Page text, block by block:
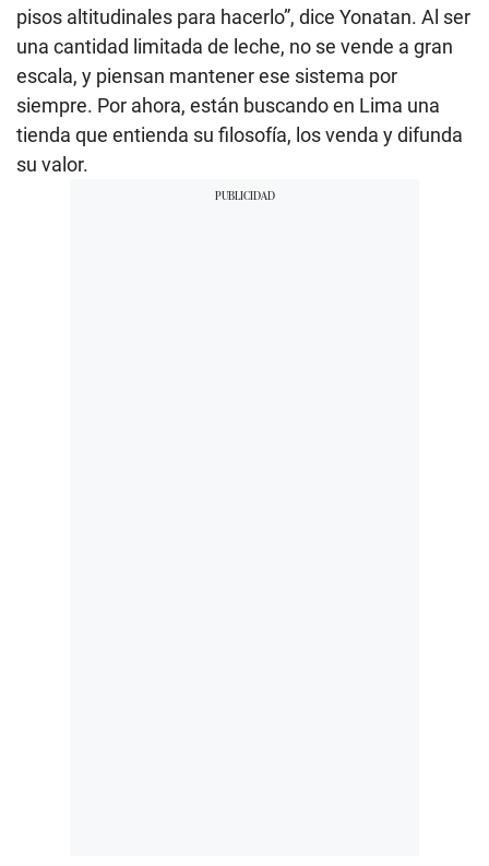
pisos altitudinales para hacerlo”, dice Yonatan. Al ser
una cantidad limitada de leche, no se vende a gran
escala, y piensan mantener ese sistema por
siempre. Por ahora, están buscando en Lima una
tienda que entienda su filosofía, los venda y difunda
su valor.